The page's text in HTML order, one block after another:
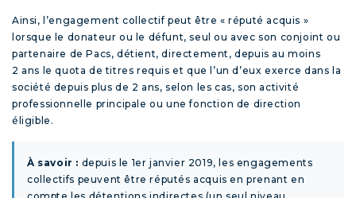
Ainsi, l’engagement collectif peut être « réputé acquis »
lorsque le donateur ou le défunt, seul ou avec son conjoint ou
partenaire de Pacs, détient, directement, depuis au moins
2 ans le quota de titres requis et que l’un d’eux exerce dans la
société depuis plus de 2 ans, selon les cas, son activité
professionnelle principale ou une fonction de direction
éligible.
À savoir : depuis le 1er janvier 2019, les engagements
collectifs peuvent être réputés acquis en prenant en